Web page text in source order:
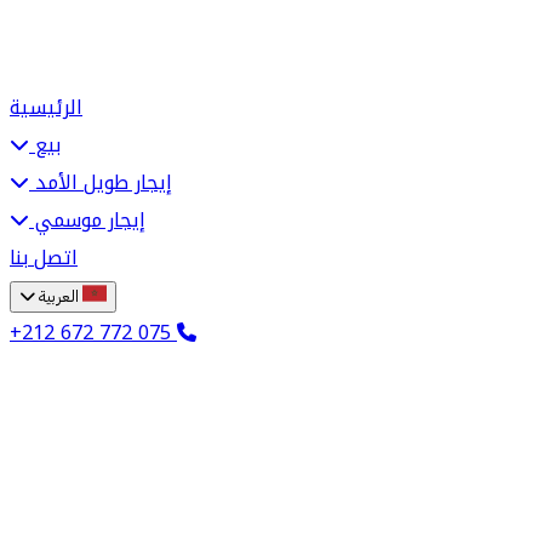
الرئيسية
بيع
إيجار طويل الأمد
إيجار موسمي
اتصل بنا
العربية
+212 672 772 075